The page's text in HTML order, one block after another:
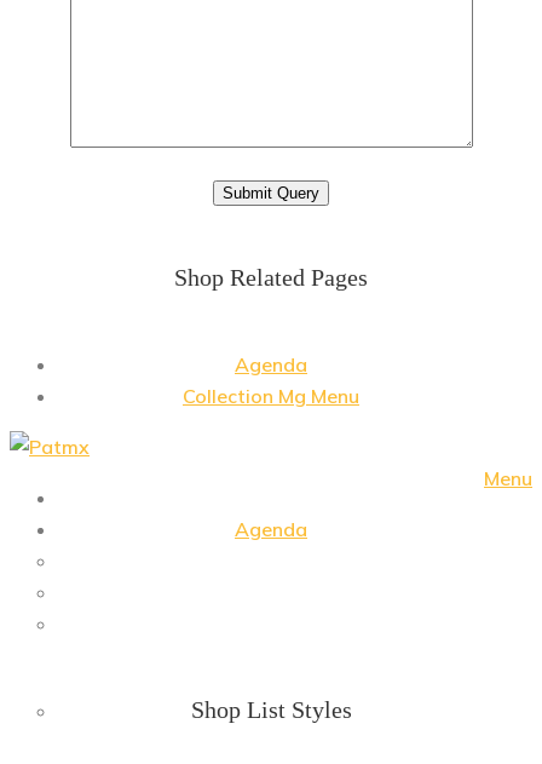
Shop Related Pages
Agenda
Collection Mg Menu
Agenda
Shop List Styles
Menu